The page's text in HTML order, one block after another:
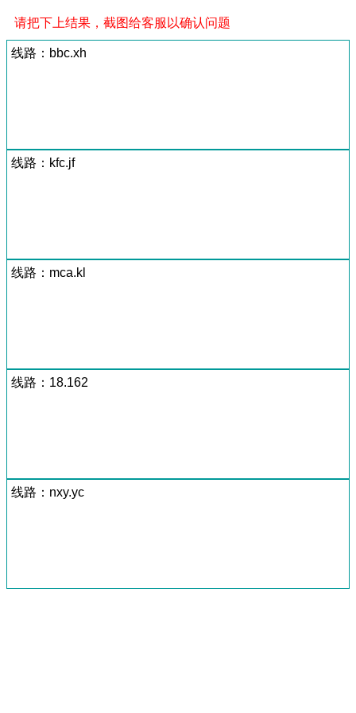
请把下上结果，截图给客服以确认问题
线路：bbc.xh
线路：kfc.jf
线路：mca.kl
线路：18.162
线路：nxy.yc